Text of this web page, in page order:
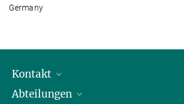
Germany
Kontakt
Mitarbeiterverzeichnis
Abteilungen